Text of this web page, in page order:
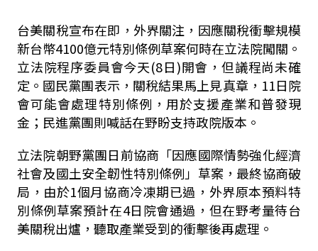
台美關稅宣布在即，外界關注，因應關稅衝擊規模
新台幣4100億元特別條例草案何時在立法院闖關。
立法院程序委員會今天(8日)開會，但議程尚未確
定。國民黨團表示，關稅結果馬上見真章， 11日院
會可能會處理特別條例，用於支援產業和普發現
金；民進黨團則喊話在野盼支持政院版本。
立法院朝野黨團日前協商「因應國際情勢強化經濟
社會及國土安全韌性特別條例」草案，最終協商破
局，由於1個月協商冷凍期已過，外界原本預料特
別條例草案預計在4日院會通過，但在野考量待台
美關稅出爐，聽取產業受到的衝擊後再處理。